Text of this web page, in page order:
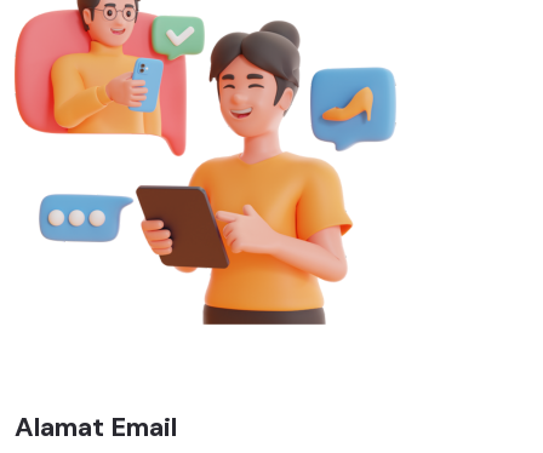
Alamat Email